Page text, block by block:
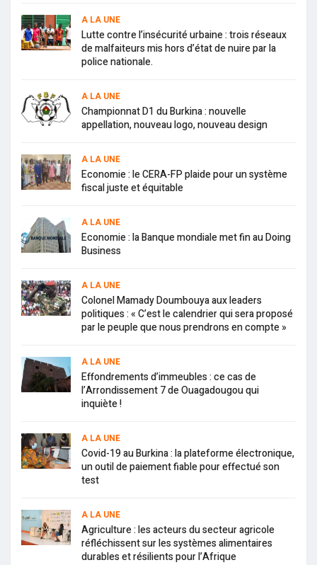
A LA UNE
Lutte contre l’insécurité urbaine : trois réseaux
de malfaiteurs mis hors d’état de nuire par la
police nationale.
A LA UNE
Championnat D1 du Burkina : nouvelle
appellation, nouveau logo, nouveau design
A LA UNE
Economie : le CERA-FP plaide pour un système
fiscal juste et équitable
A LA UNE
Economie : la Banque mondiale met fin au Doing
Business
A LA UNE
Colonel Mamady Doumbouya aux leaders
politiques : « C’est le calendrier qui sera proposé
par le peuple que nous prendrons en compte »
A LA UNE
Effondrements d’immeubles : ce cas de
l’Arrondissement 7 de Ouagadougou qui
inquiète !
A LA UNE
Covid-19 au Burkina : la plateforme électronique,
un outil de paiement fiable pour effectué son
test
A LA UNE
Agriculture : les acteurs du secteur agricole
réfléchissent sur les systèmes alimentaires
durables et résilients pour l’Afrique